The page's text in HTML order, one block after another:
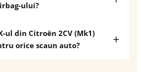
ului?
ul din Citroën 2CV (Mk1)
orice scaun auto?